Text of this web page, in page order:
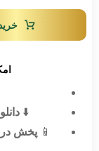
⬇️
📱 پخش در